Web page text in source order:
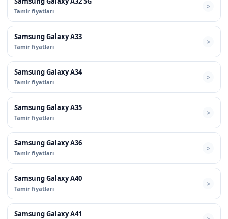
Tamir fiyatları
Samsung Galaxy A33
Tamir fiyatları
Samsung Galaxy A34
Tamir fiyatları
Samsung Galaxy A35
Tamir fiyatları
Samsung Galaxy A36
Tamir fiyatları
Samsung Galaxy A40
Tamir fiyatları
Samsung Galaxy A41